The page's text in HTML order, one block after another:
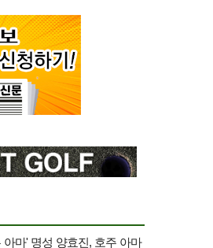
아마' 명성 양효진, 호주 아마